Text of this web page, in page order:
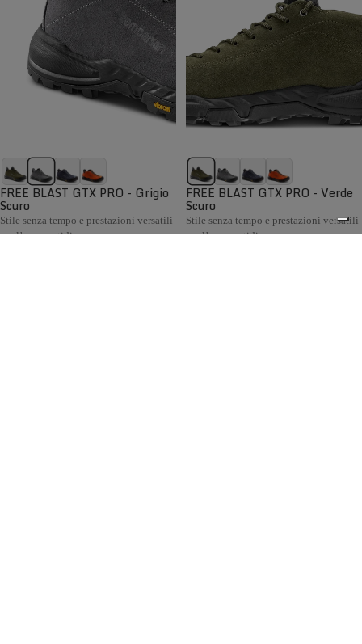
FREE BLAST GTX PRO - Grigio
Scuro
Stile senza tempo e prestazioni versatili
per l’uso quotidiano
FREE BLAST GTX PRO - Verde
Scuro
Stile senza tempo e prestazioni versatili
per l’uso quotidiano